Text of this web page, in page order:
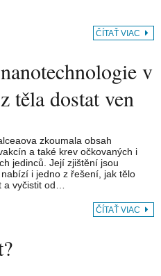
ČÍTAŤ VIAC
v
těla dostat ven
zkoumala obsah
a také krev očkovaných i
jedinců. Její zjištění jsou
i jedno z řešení, jak tělo
a vyčistit od…
ČÍTAŤ VIAC